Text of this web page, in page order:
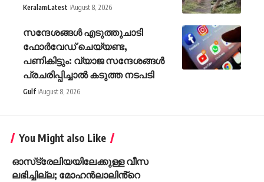
KeralamLatest August 8, 2026
സന്ദേശങ്ങൾ എടുത്തുചാടി
ഫോർവേഡ് ചെയ്യണ്ട,
പണികിട്ടും: വ്യാജ സന്ദേശങ്ങൾ
പ്രചരിപ്പിച്ചാൽ കടുത്ത നടപടി
Gulf August 8, 2026
You Might also Like
ഓസ്‌ട്രേലിയയിലേക്കുള്ള വീസ
ലഭിച്ചില്ല; മോഹൻലാലിൻ്റെ